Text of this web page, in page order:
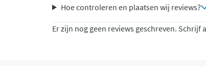
Hoe controleren en plaatsen wij reviews?
Er zijn nog geen reviews geschreven. Schrijf